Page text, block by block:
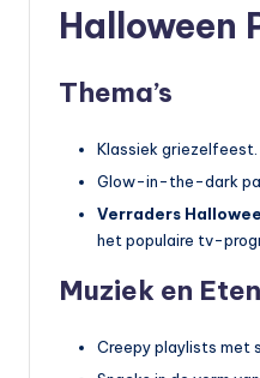
Halloween
Thema’s
Klassiek griezelfeest.
Glow-in-the-dark
Verraders
het populaire tv-
Muziek en Eten
Creepy playlists met